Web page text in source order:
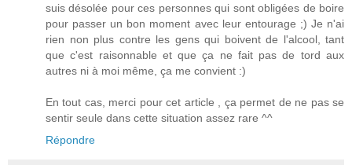
suis désolée pour ces personnes qui sont obligées de boire
pour passer un bon moment avec leur entourage ;) Je n'ai
rien non plus contre les gens qui boivent de l'alcool, tant
que c'est raisonnable et que ça ne fait pas de tord aux
autres ni à moi même, ça me convient :)
En tout cas, merci pour cet article , ça permet de ne pas se
sentir seule dans cette situation assez rare ^^
Répondre